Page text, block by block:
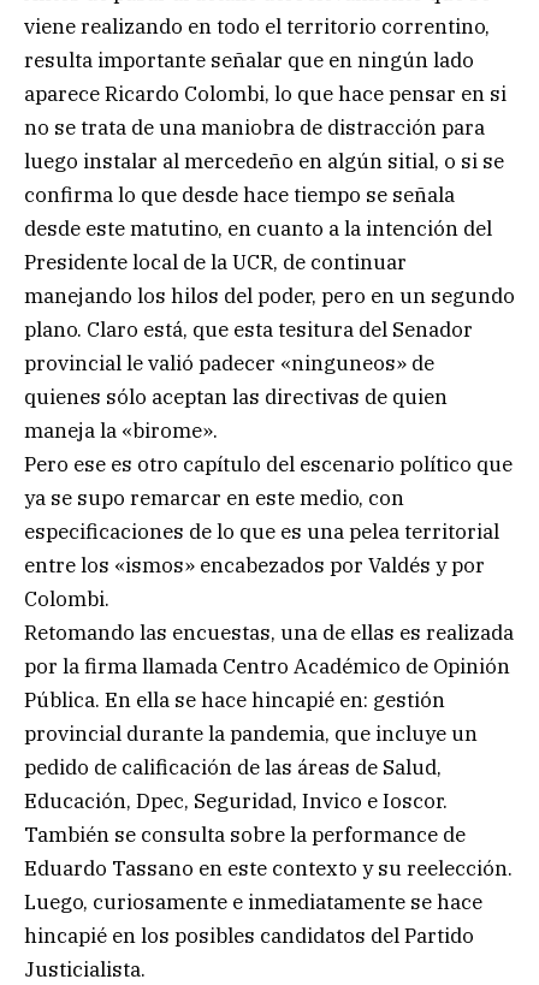
viene realizando en todo el territorio correntino,
resulta importante señalar que en ningún lado
aparece Ricardo Colombi, lo que hace pensar en si
no se trata de una maniobra de distracción para
luego instalar al mercedeño en algún sitial, o si se
confirma lo que desde hace tiempo se señala
desde este matutino, en cuanto a la intención del
Presidente local de la UCR, de continuar
manejando los hilos del poder, pero en un segundo
plano. Claro está, que esta tesitura del Senador
provincial le valió padecer «ninguneos» de
quienes sólo aceptan las directivas de quien
maneja la «birome».
Pero ese es otro capítulo del escenario político que
ya se supo remarcar en este medio, con
especificaciones de lo que es una pelea territorial
entre los «ismos» encabezados por Valdés y por
Colombi.
Retomando las encuestas, una de ellas es realizada
por la firma llamada Centro Académico de Opinión
Pública. En ella se hace hincapié en: gestión
provincial durante la pandemia, que incluye un
pedido de calificación de las áreas de Salud,
Educación, Dpec, Seguridad, Invico e Ioscor.
También se consulta sobre la performance de
Eduardo Tassano en este contexto y su reelección.
Luego, curiosamente e inmediatamente se hace
hincapié en los posibles candidatos del Partido
Justicialista.